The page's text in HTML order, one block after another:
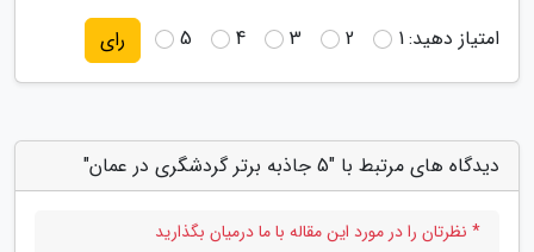
امتیاز دهید:1
2
3
4
5 رای
دیدگاه های مرتبط با "5 جاذبه برتر گردشگری در عمان"
* نظرتان را در مورد این مقاله با ما درمیان بگذارید